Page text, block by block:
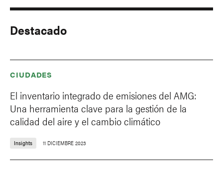
Destacado
CIUDADES
El inventario integrado de emisiones del AMG:
Una herramienta clave para la gestión de la
calidad del aire y el cambio climático
Insights 11 DICIEMBRE 2023